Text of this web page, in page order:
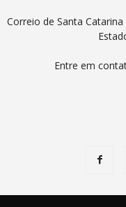
Correio de Santa
Entre em